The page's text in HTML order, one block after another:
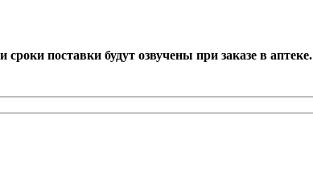
поставки будут озвучены при заказе в аптеке.